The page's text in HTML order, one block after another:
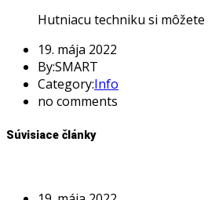
Hutniacu techniku si môžete
19. mája 2022
By:SMART
Category:Info
no comments
Súvisiace články